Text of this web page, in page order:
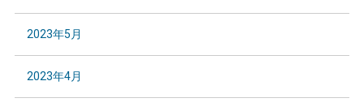
2023年5月
2023年4月